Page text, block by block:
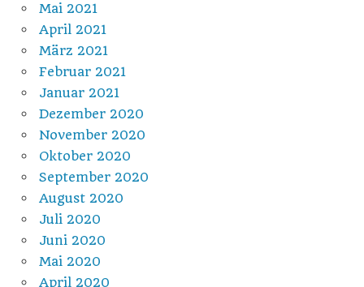
Mai 2021
April 2021
März 2021
Februar 2021
Januar 2021
Dezember 2020
November 2020
Oktober 2020
September 2020
August 2020
Juli 2020
Juni 2020
Mai 2020
April 2020